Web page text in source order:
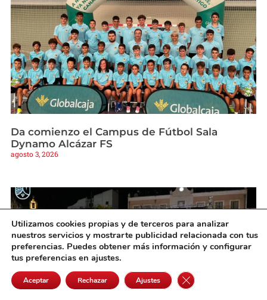
Da comienzo el Campus de Fútbol Sala
Dynamo Alcázar FS
agosto 3, 2026
Utilizamos cookies propias y de terceros para analizar
nuestros servicios y mostrarte publicidad relacionada con tus
preferencias. Puedes obtener más información y configurar
tus preferencias en ajustes.
Aceptar Rechazar Ajustes Cerrar el banner de